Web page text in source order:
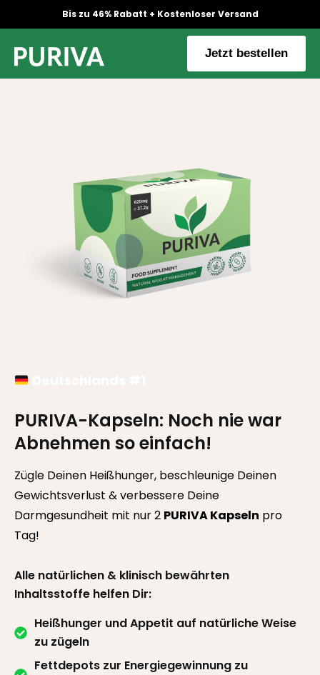
Bis zu 46% Rabatt + Kostenloser Versand
Jetzt bestellen
PURIVA-Kapseln: Noch nie war
Abnehmen so einfach!
Zügle Deinen Heißhunger, beschleunige Deinen
Gewichtsverlust & verbessere Deine
Darmgesundheit mit nur 2 PURIVA Kapseln pro
Tag!
Alle natürlichen & klinisch bewährten
Inhaltsstoffe helfen Dir:
Heißhunger und Appetit auf natürliche Weise
zu zügeln
Fettdepots zur Energiegewinnung zu